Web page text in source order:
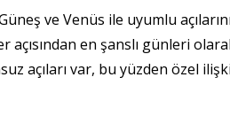
Güneş ve Venüs ile uyumlu
açısından en şanslı günleri
açıları var, bu yüzden özel